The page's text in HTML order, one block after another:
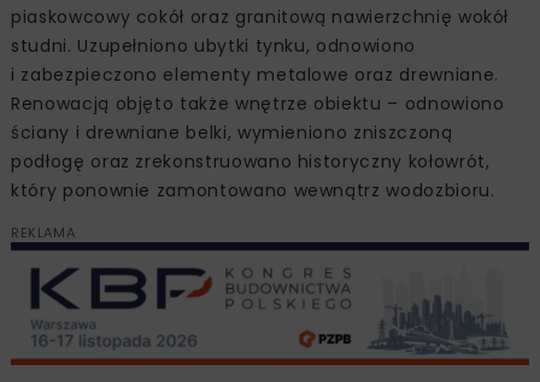
piaskowcowy cokół oraz granitową nawierzchnię wokół
studni. Uzupełniono ubytki tynku, odnowiono
i zabezpieczono elementy metalowe oraz drewniane.
Renowacją objęto także wnętrze obiektu – odnowiono
ściany i drewniane belki, wymieniono zniszczoną
podłogę oraz zrekonstruowano historyczny kołowrót,
który ponownie zamontowano wewnątrz wodozbioru.
REKLAMA